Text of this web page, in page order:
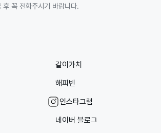
꼭 전화주시기 바랍니다.
같이가치
해피빈
인스타그램
네이버 블로그